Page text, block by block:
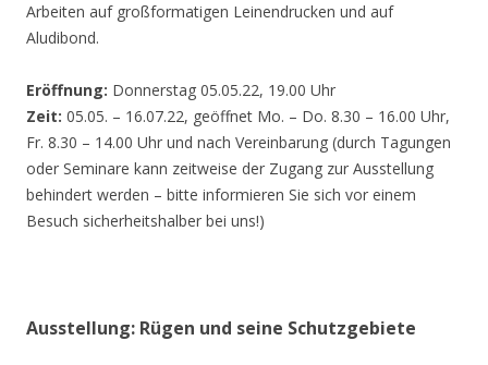
Arbeiten auf großformatigen Leinendrucken und auf
Aludibond.
Eröffnung: Donnerstag 05.05.22, 19.00 Uhr
Zeit: 05.05. – 16.07.22, geöffnet Mo. – Do. 8.30 – 16.00 Uhr,
Fr. 8.30 – 14.00 Uhr und nach Vereinbarung (durch Tagungen
oder Seminare kann zeitweise der Zugang zur Ausstellung
behindert werden – bitte informieren Sie sich vor einem
Besuch sicherheitshalber bei uns!)
Ausstellung: Rügen und seine Schutzgebiete